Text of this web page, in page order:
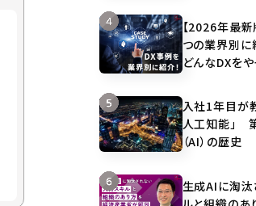
【2026年最新
つの業界別
どんなDXを
入社1年目が
人工知能」
（AI）の歴史
生成AIに淘汰